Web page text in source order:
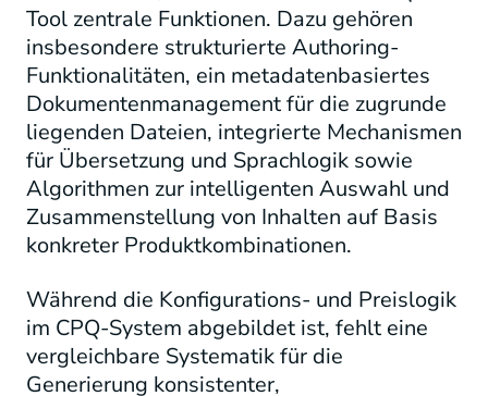
Tool zentrale Funktionen. Dazu gehören
insbesondere strukturierte Authoring-
Funktionalitäten, ein metadatenbasiertes
Dokumentenmanagement für die zugrunde
liegenden Dateien, integrierte Mechanismen
für Übersetzung und Sprachlogik sowie
Algorithmen zur intelligenten Auswahl und
Zusammenstellung von Inhalten auf Basis
konkreter Produktkombinationen.
Während die Konfigurations- und Preislogik
im CPQ-System abgebildet ist, fehlt eine
vergleichbare Systematik für die
Generierung konsistenter,